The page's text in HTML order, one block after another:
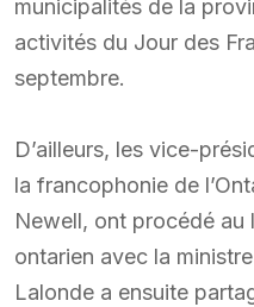
municipalités de la
activités du Jour des
septembre.
D’ailleurs, les vice-
la francophonie de
Newell, ont procédé
ontarien avec la
Lalonde a ensuite